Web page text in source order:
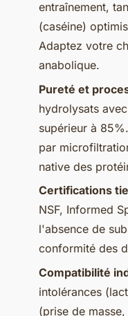
entraînement,
(caséine)
Adaptez votre
anabolique.
Pureté et
hydrolysats
supérieur à
par
native des
Certifications
NSF, Informed
l'absence de
conformité des
Compatibilité
intolérances
(prise de